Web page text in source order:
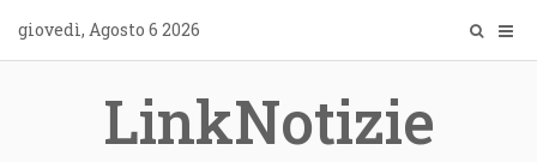
content
giovedì, Agosto 6 2026
LinkNotizie